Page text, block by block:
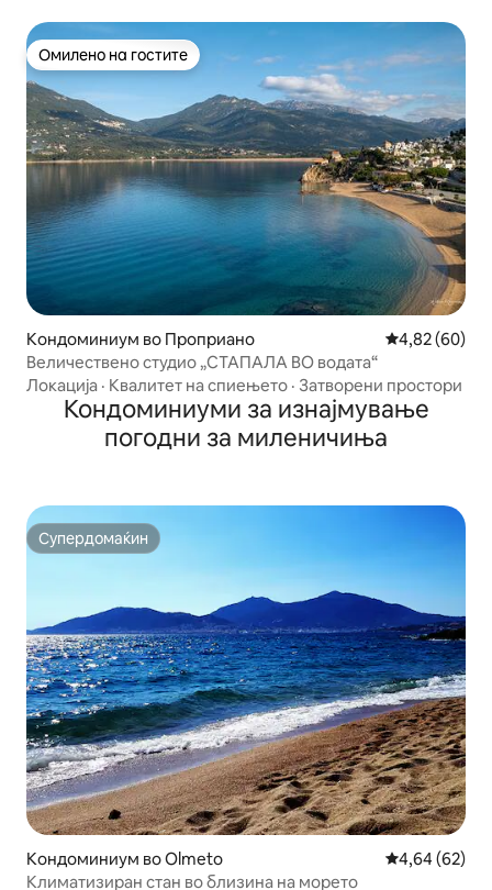
Омилено на гостите
Омилено на гостите
Кондоминиум во Проприано Просечна
4,82 (60)
Величествено студио „СТАПАЛА ВО водата“
Локација · Квалитет на спиењето · Затворени простори
Кондоминиуми за изнајмување
погодни за миленичиња
Супердомаќин
Супердомаќин
Кондоминиум во Olmeto Просечна
4,64 (62)
Климатизиран стан во близина на морето